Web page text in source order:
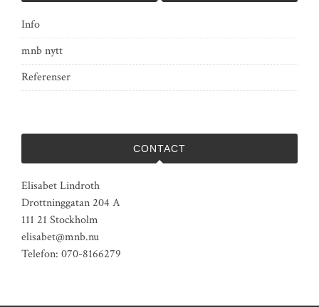
Info
mnb nytt
Referenser
CONTACT
Elisabet Lindroth
Drottninggatan 204 A
111 21 Stockholm
elisabet@mnb.nu
Telefon: 070-8166279